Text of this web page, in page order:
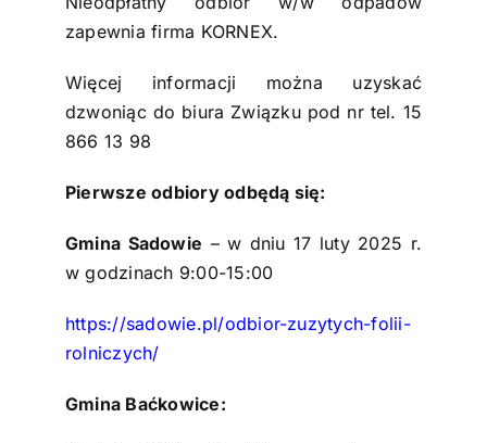
zapewnia firma KORNEX.
Więcej informacji można uzyskać
dzwoniąc do biura Związku pod nr tel. 15
866 13 98
Pierwsze odbiory odbędą się:
Gmina Sadowie – w dniu 17 luty 2025 r.
w godzinach 9:00-15:00
https://sadowie.pl/odbior-zuzytych-folii-
rolniczych/
Gmina Baćkowice: